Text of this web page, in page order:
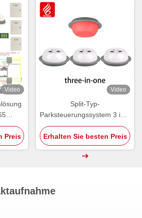
Video
Preis
Video
Split-Typ-
Parksteuerungssystem 3 in 1
Ultraschall-PGS-Detektor
Erhalten Sie besten Preis